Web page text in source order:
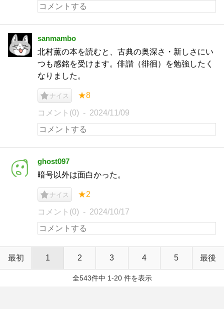
sanmambo
北村薫の本を読むと、古典の奥深さ・新しさにい
つも感銘を受けます。俳諧（徘徊）を勉強したく
なりました。
ナイス ★8
コメント(0) 2024/11/09
ghost097
暗号以外は面白かった。
ナイス ★2
コメント(0) 2024/10/17
最初 1 2 3 4 5 最後
全543件中 1-20 件を表示